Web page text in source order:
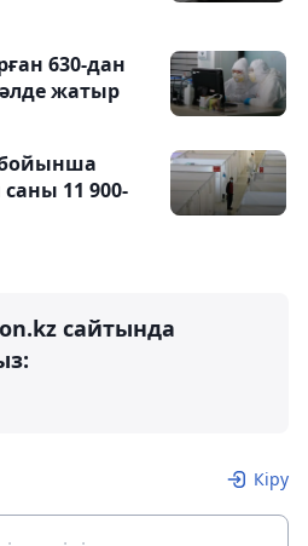
630-дан
жатыр
саны 11 900-
сайтында
Кіру